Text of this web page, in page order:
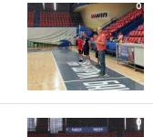
0
0